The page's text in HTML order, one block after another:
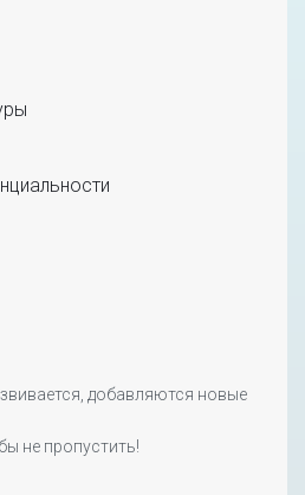
добавляются новые
не пропустить!